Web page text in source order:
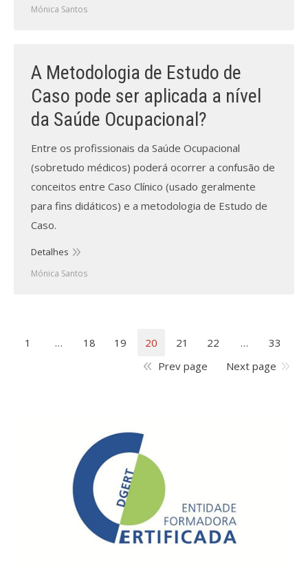
Mónica Santos
A Metodologia de Estudo de
Caso pode ser aplicada a nível
da Saúde Ocupacional?
Entre os profissionais da Saúde Ocupacional
(sobretudo médicos) poderá ocorrer a confusão de
conceitos entre Caso Clínico (usado geralmente
para fins didáticos) e a metodologia de Estudo de
Caso.
Detalhes
Mónica Santos
1 … 18 19 20 21 22 …
33
Prev page
Next page